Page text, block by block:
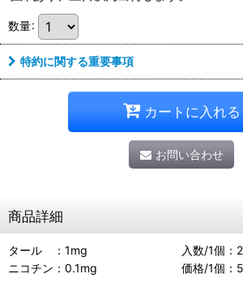
数量:
特約に関する重要事項
カートに入れる
お問い合わせ
商品詳細
タール ：1mg
入数/1個：
ニコチン：0.1mg
価格/1個：